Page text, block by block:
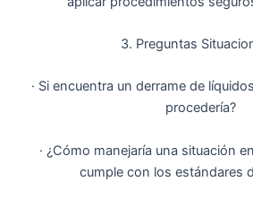
3. Preguntas
· Si encuentra un derrame de
procedería?
· ¿Cómo manejaría una situación
cumple con los estándares